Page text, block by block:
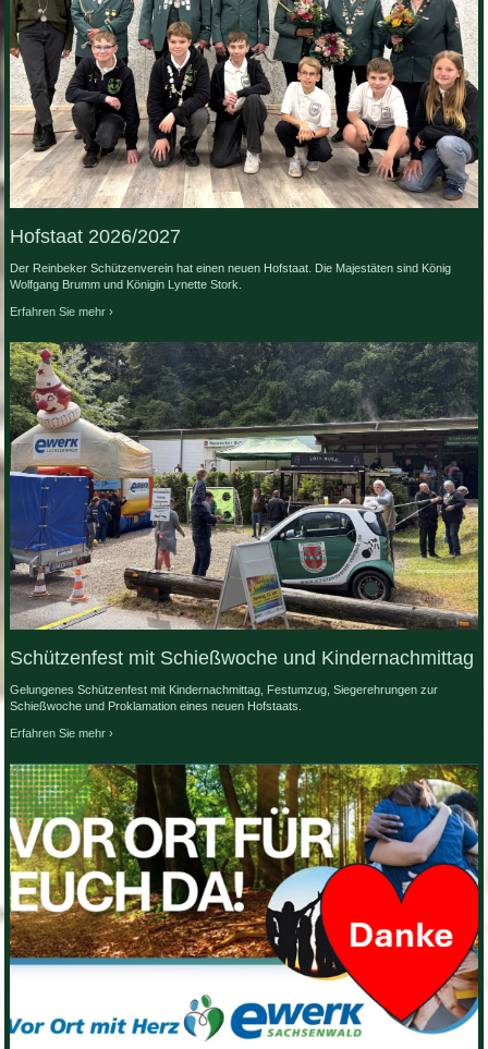
Hofstaat 2026/2027
Der Reinbeker Schützenverein hat einen neuen Hofstaat. Die Majestäten sind König
Wolfgang Brumm und Königin Lynette Stork.
Erfahren Sie mehr
Schützenfest mit Schießwoche und Kindernachmittag
Gelungenes Schützenfest mit Kindernachmittag, Festumzug, Siegerehrungen zur
Schießwoche und Proklamation eines neuen Hofstaats.
Erfahren Sie mehr